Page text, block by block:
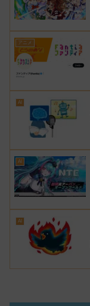
アニメ
AI
AI
AI